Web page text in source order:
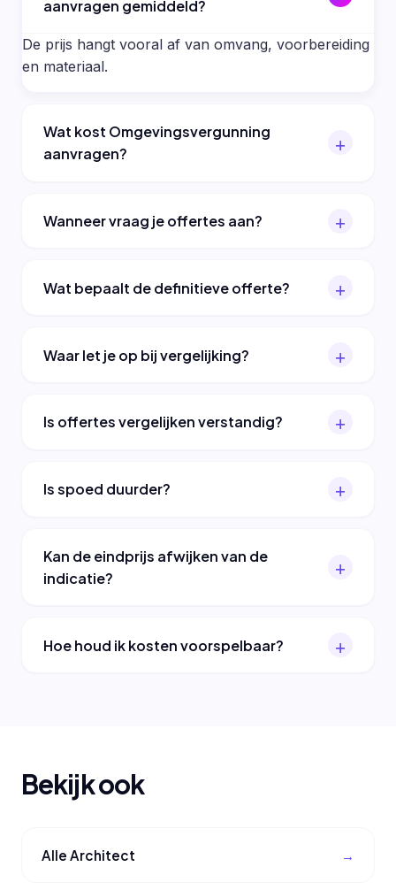
aanvragen gemiddeld?
De prijs hangt vooral af van omvang, voorbereiding
en materiaal.
Wat kost Omgevingsvergunning
aanvragen?
Wanneer vraag je offertes aan?
Wat bepaalt de definitieve offerte?
Waar let je op bij vergelijking?
Is offertes vergelijken verstandig?
Is spoed duurder?
Kan de eindprijs afwijken van de
indicatie?
Hoe houd ik kosten voorspelbaar?
Bekijk ook
Alle Architect